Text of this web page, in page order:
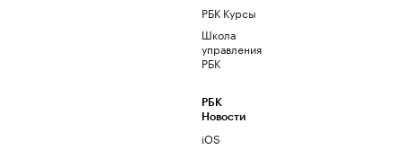
РБК Курсы
Школа
управления
РБК
РБК
Новости
iOS